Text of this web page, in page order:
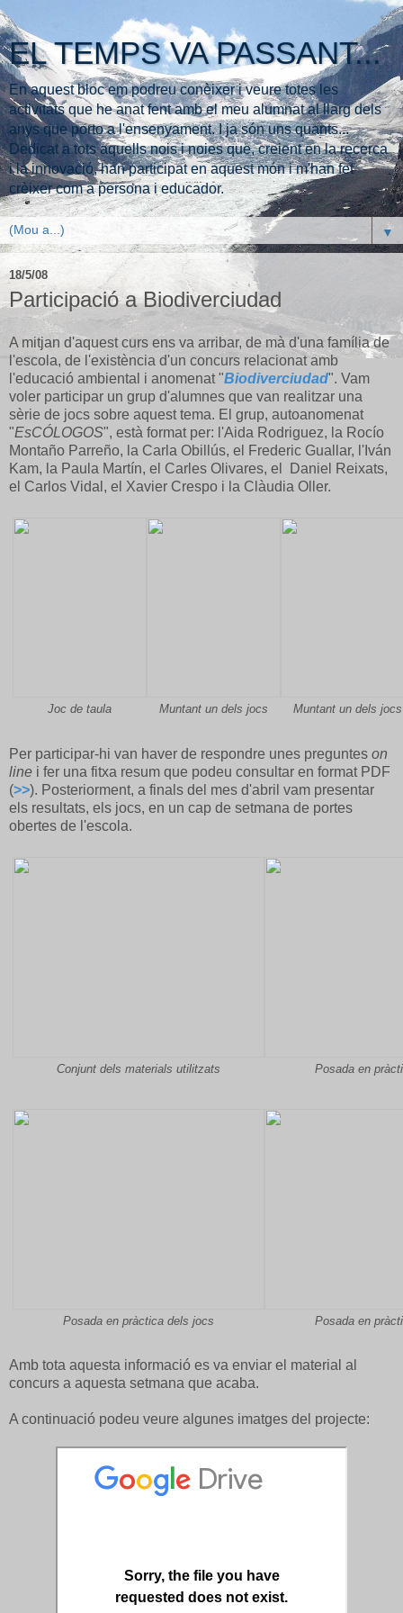
EL TEMPS VA PASSANT...
En aquest bloc em podreu conèixer i veure totes les
activitats que he anat fent amb el meu alumnat al llarg dels
anys que porto a l'ensenyament. I ja són uns quants...
Dedicat a tots aquells nois i noies que, creient en la recerca
i la innovació, han participat en aquest món i m'han fet
crèixer com a persona i educador.
▼
18/5/08
Participació a Biodiverciudad
A mitjan d'aquest curs ens va arribar, de mà d'una família de
l'escola, de l'existència d'un concurs relacionat amb
l'educació ambiental i anomenat "Biodiverciudad". Vam
voler participar un grup d'alumnes que van realitzar una
sèrie de jocs sobre aquest tema. El grup, autoanomenat
"EsCÓLOGOS", està format per: l'Aida Rodriguez, la Rocío
Montaño Parreño, la Carla Obillús, el Frederic Guallar, l'Iván
Kam, la Paula Martín, el Carles Olivares, el Daniel Reixats,
el Carlos Vidal, el Xavier Crespo i la Clàudia Oller.
Joc de taula Muntant un dels jocs Muntant un dels jocs
Per participar-hi van haver de respondre unes preguntes on
line i fer una fitxa resum que podeu consultar en format PDF
(>>). Posteriorment, a finals del mes d'abril vam presentar
els resultats, els jocs, en un cap de setmana de portes
obertes de l'escola.
Conjunt dels materials utilitzats Posada en
Posada en pràctica dels jocs Posada en
Amb tota aquesta informació es va enviar el material al
concurs a aquesta setmana que acaba.
A continuació podeu veure algunes imatges del projecte: